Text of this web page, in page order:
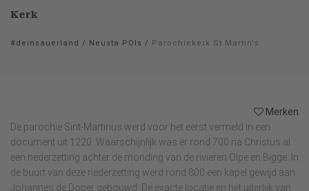
Kerk
#deinsauerland / Neusta POIs / Parochiekerk St Martin's
Merken
De parochie Sint-Martinus werd voor het eerst vermeld in een
document uit 1220. Waarschijnlijk was er rond 700 na Christus al
een nederzetting achter de monding van de rivieren Olpe en Bigge. In
de buurt van deze nederzetting werd rond 800 een kapel gewijd aan
Johannes de Doper gebouwd. De exacte locatie en het uiterlijk van